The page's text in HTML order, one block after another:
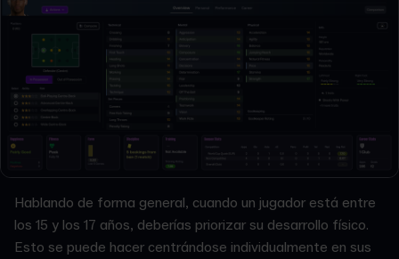
Hablando de forma general, cuando un jugador está entre
los 15 y los 17 años, deberías priorizar su desarrollo físico.
Esto se puede hacer centrándose individualmente en sus